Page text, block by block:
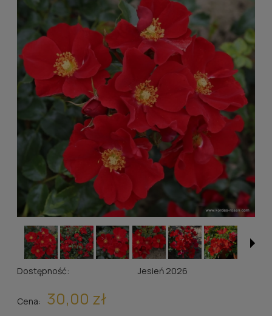
Dostępność: Jesień 2026
Cena: 30,00 zł